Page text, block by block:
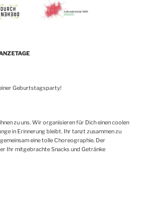
Geburtstagsparty!
zu uns. Wir organisieren für Dich einen coolen
in Erinnerung bleibt. Ihr tanzt zusammen zu
eine tolle Choreographie. Der
Ihr mitgebrachte Snacks und Getränke